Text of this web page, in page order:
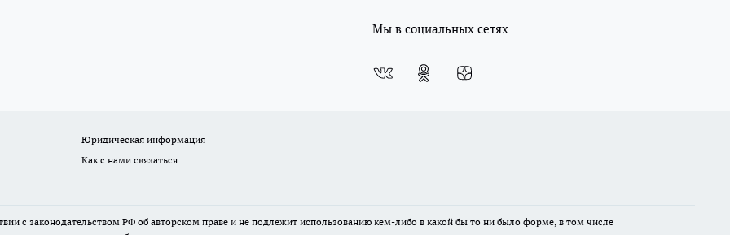
Мы в социальных сетях
Юридическая информация
Как с нами связаться
с законодательством РФ об авторском праве и не подлежит использованию кем-либо в какой бы то ни было форме, в том числе